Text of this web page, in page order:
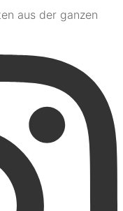
aus der ganzen